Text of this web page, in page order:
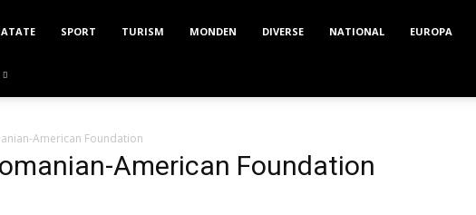
SPORT TURISM MONDEN DIVERSE NATIONAL EUROPA
American Foundation
American Foundation